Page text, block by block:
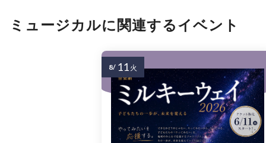
ミュージカルに関連するイベント
8/ 11 火